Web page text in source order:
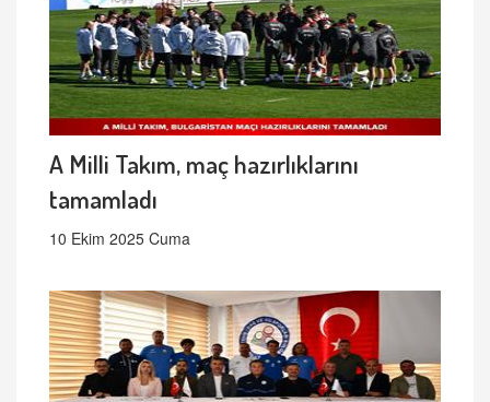
A Milli Takım, maç hazırlıklarını
tamamladı
10 Ekim 2025 Cuma